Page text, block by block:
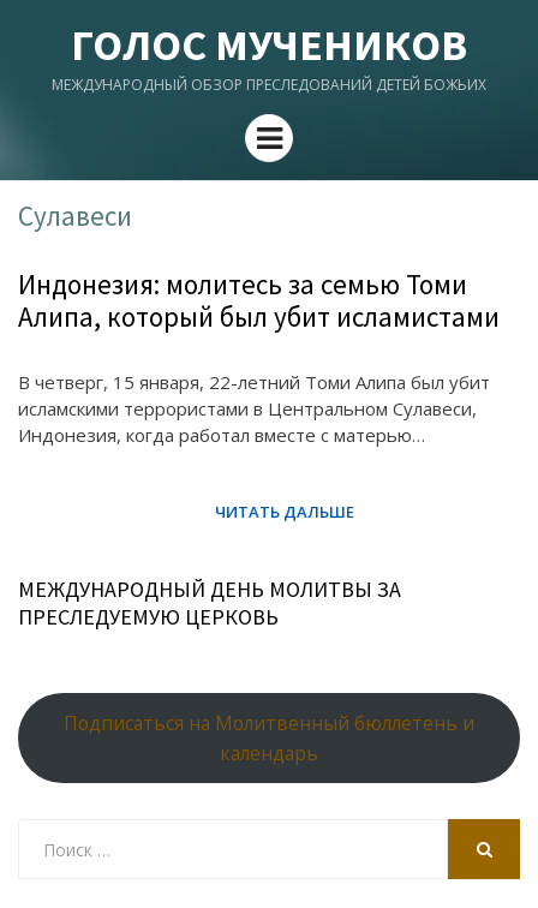
ГОЛОС МУЧЕНИКОВ
МЕЖДУНАРОДНЫЙ ОБЗОР ПРЕСЛЕДОВАНИЙ ДЕТЕЙ БОЖЬИХ
Menu
Сулавеси
Индонезия: молитесь за семью Томи
Алипа, который был убит исламистами
В четверг, 15 января, 22-летний Томи Алипа был убит
исламскими террористами в Центральном Сулавеси,
Индонезия, когда работал вместе с матерью…
МЕЖДУНАРОДНЫЙ ДЕНЬ МОЛИТВЫ ЗА
ПРЕСЛЕДУЕМУЮ ЦЕРКОВЬ
Подписаться на Молитвенный бюллетень и
календарь